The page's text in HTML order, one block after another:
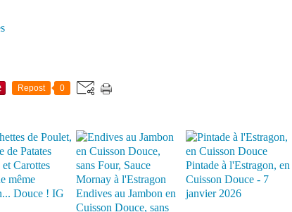
Repost 0
Endives au Jambon en
Cuisson Douce, sans
Pintade à l'Estragon, en
Cuisson Douce - 7
janvier 2026